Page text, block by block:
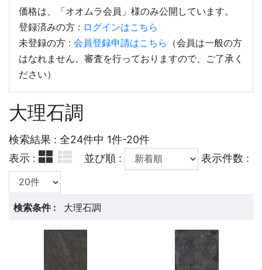
価格は、「オオムラ会員」様のみ公開しています。
登録済みの方 : ログインはこちら
未登録の方 : 会員登録申請はこちら （会員は一般の方
はなれません。審査を行っておりますので、ご了承く
ださい）
大理石調
検索結果 : 全24件中 1件-20件
表示 :
並び順 : 表示件数 :
検索条件 : 大理石調